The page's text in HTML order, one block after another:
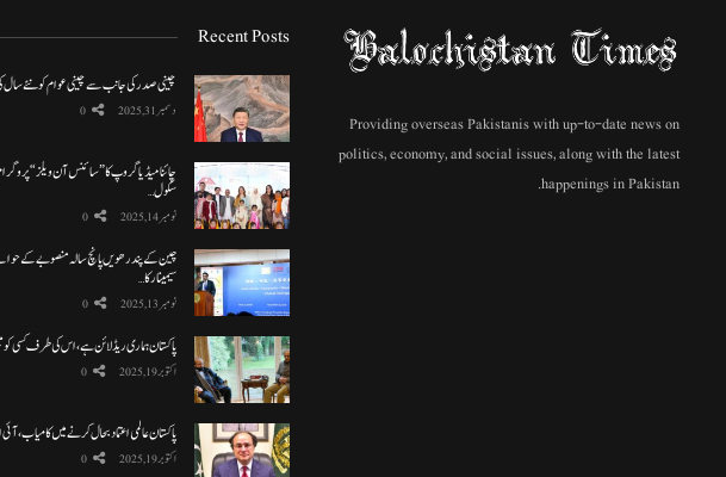
Providing overseas Pakistanis with up-to-date news on
politics, economy, and social issues, along with the latest
happenings in Pakistan.
Recent Posts
چینی صدر کی جانب سے چینی عوام کو نئے سال
دسمبر 31, 2025
چائنا میڈیا گروپ کا ”سائنس آن ویلز“
سکول…
نومبر 14, 2025
چین کے پندرھویں پانچ سالہ منصوبے کے
سیمینار کا…
نومبر 13, 2025
پاکستان ہماری ریڈ لائن ہے، اس کی طرف کسی کو
اکتوبر 19, 2025
پاکستان عالمی اعتماد بحال کرنے میں کامیاب،
اکتوبر 19, 2025